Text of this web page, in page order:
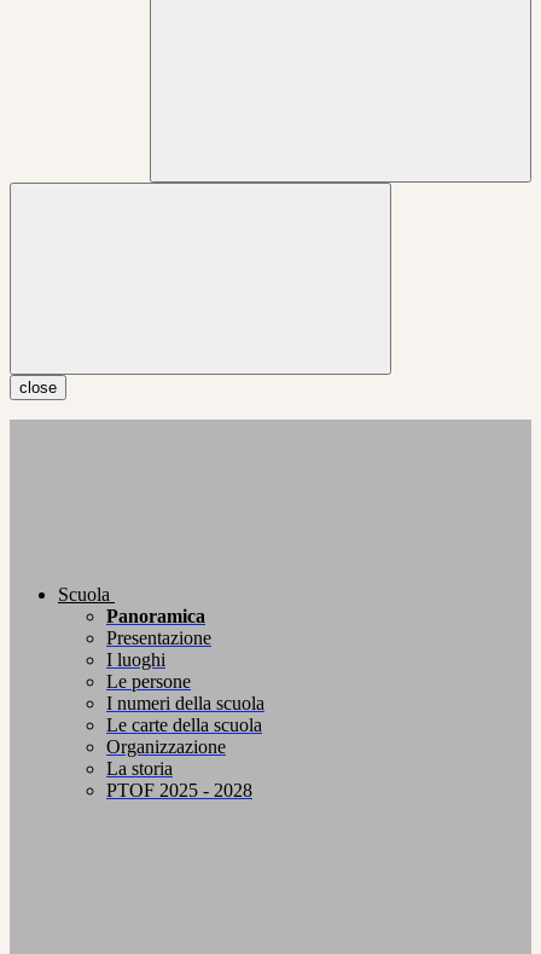
close
Scuola
Panoramica
Presentazione
I luoghi
Le persone
I numeri della scuola
Le carte della scuola
Organizzazione
La storia
PTOF 2025 - 2028